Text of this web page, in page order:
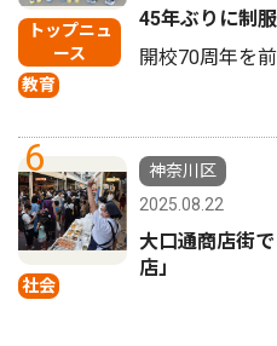
トップニュ
ース
教育
45年ぶりに制
開校70周年を
6
社会
神奈川区
2025.08.22
大口通商店街
店」